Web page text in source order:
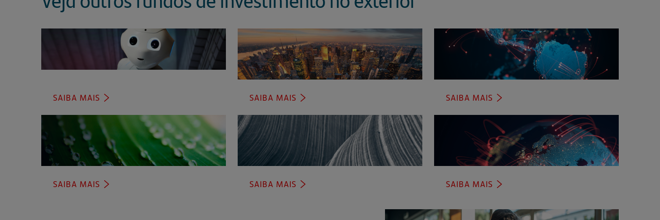
SAIBA MAIS (ABRE
UMA
NOVA
ABA)
SAIBA MAIS (ABRE
UMA
NOVA
ABA)
SAIBA MAIS (ABRE
UMA
NOVA
ABA)
SAIBA MAIS (ABRE
SAIBA MAIS (ABRE
SAIBA MAIS (ABRE
UMA